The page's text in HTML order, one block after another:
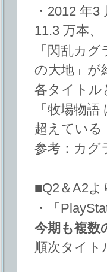
・2012 年
11.3 万本、
「閃乱カ
の大地」が
各タイトル
「牧場物
超えている
参考：カグ
■Q2＆A2よ
・「
今期も複数
順次タイト